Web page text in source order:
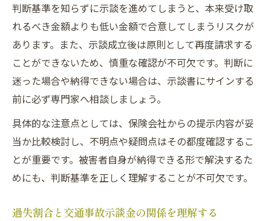
判断基準を知らずに示談を進めてしまうと、本来受け取
れるべき金額よりも低い金額で合意してしまうリスクが
あります。また、示談成立後は原則として再度請求する
ことができないため、慎重な確認が不可欠です。判断に
迷った場合や納得できない場合は、示談書にサインする
前に必ず専門家へ相談しましょう。
具体的な注意点としては、保険会社からの提示内容が妥
当か比較検討し、不明点や疑問点はその都度確認するこ
とが重要です。被害者自身が納得できる形で解決するた
めにも、判断基準を正しく理解することが不可欠です。
過失割合と交通事故示談金の関係を理解する